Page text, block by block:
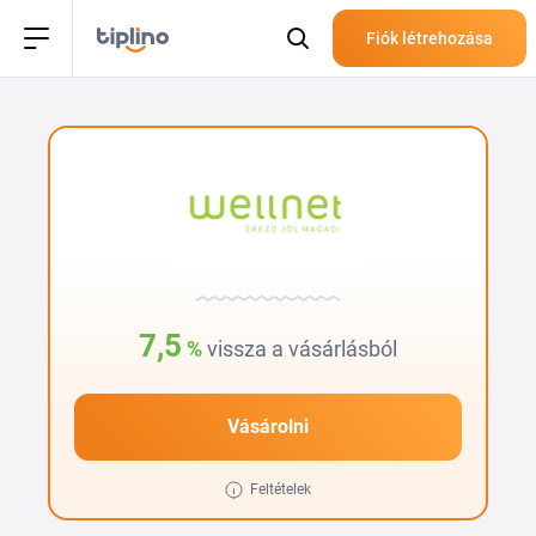
Fiók létrehozása
7,5 %vissza a vásárlásból
Vásárolni
Feltételek